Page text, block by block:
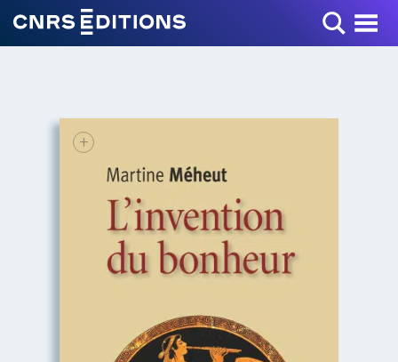
Toggle Menu
+